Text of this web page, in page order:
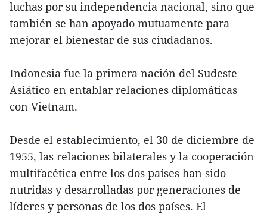
luchas por su independencia nacional, sino que
también se han apoyado mutuamente para
mejorar el bienestar de sus ciudadanos.
Indonesia fue la primera nación del Sudeste
Asiático en entablar relaciones diplomáticas
con Vietnam.
Desde el establecimiento, el 30 de diciembre de
1955, las relaciones bilaterales y la cooperación
multifacética entre los dos países han sido
nutridas y desarrolladas por generaciones de
líderes y personas de los dos países. El